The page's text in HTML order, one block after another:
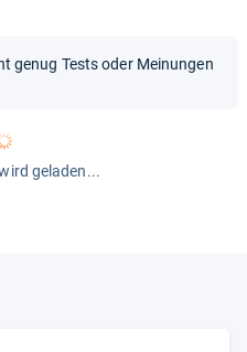
genug Tests oder Meinungen
geladen...